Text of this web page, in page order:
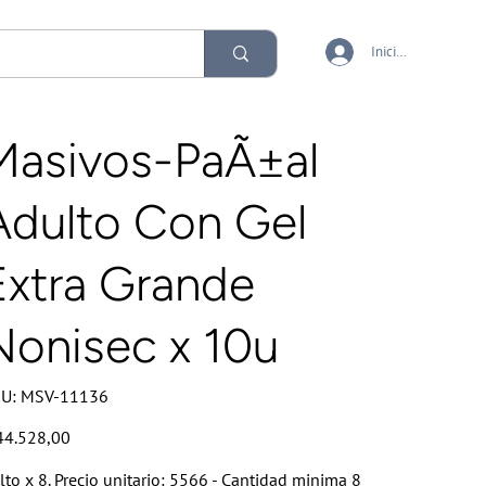
Iniciar sesión
PaÃ±al
Con Gel
Grande
x 10u
SKU
MSV-
MSV-11136
x 8. Precio unitario: 5566 - Cantidad minima 8